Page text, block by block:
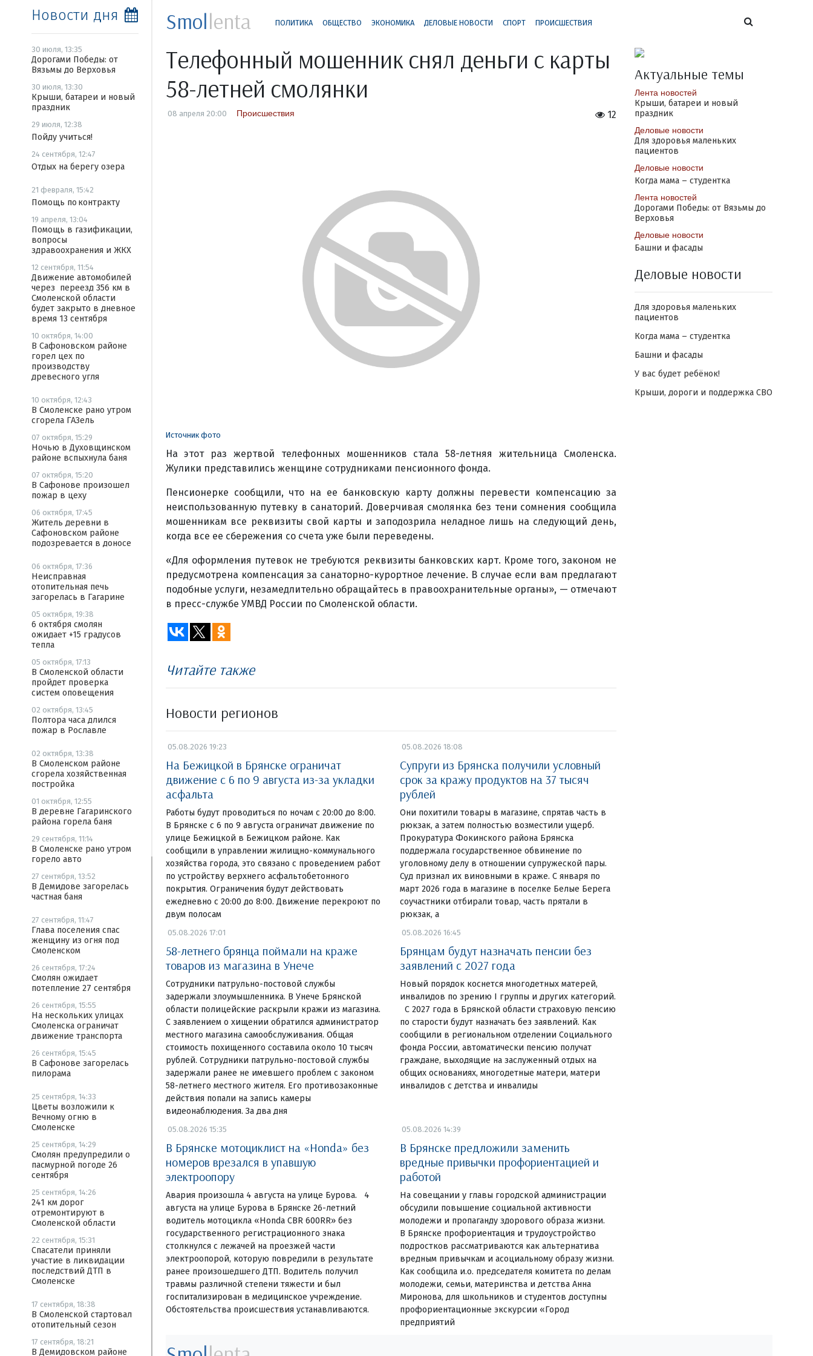
Новости дня
30 июля, 13:35
Дорогами Победы: от
Вязьмы до Верховья
30 июля, 13:30
Крыши, батареи и новый
праздник
29 июля, 12:38
Пойду учиться!
24 сентября, 12:47
Отдых на берегу озера
21 февраля, 15:42
Помощь по контракту
19 апреля, 13:04
Помощь в газификации,
вопросы
здравоохранения и ЖКХ
12 сентября, 11:54
Движение автомобилей
через переезд 356 км в
Смоленской области
будет закрыто в дневное
время 13 сентября
10 октября, 14:00
В Сафоновском районе
горел цех по
производству
древесного угля
10 октября, 12:43
В Смоленске рано утром
сгорела ГАЗель
07 октября, 15:29
Ночью в Духовщинском
районе вспыхнула баня
07 октября, 15:20
В Сафонове произошел
пожар в цеху
06 октября, 17:45
Житель деревни в
Сафоновском районе
подозревается в доносе
06 октября, 17:36
Неисправная
отопительная печь
загорелась в Гагарине
05 октября, 19:38
6 октября смолян
ожидает +15 градусов
тепла
05 октября, 17:13
В Смоленской области
пройдет проверка
систем оповещения
02 октября, 13:45
Полтора часа длился
пожар в Рославле
02 октября, 13:38
В Смоленском районе
сгорела хозяйственная
постройка
01 октября, 12:55
В деревне Гагаринского
района горела баня
29 сентября, 11:14
В Смоленске рано утром
горело авто
27 сентября, 13:52
В Демидове загорелась
частная баня
27 сентября, 11:47
Глава поселения спас
женщину из огня под
Смоленском
26 сентября, 17:24
Смолян ожидает
потепление 27 сентября
26 сентября, 15:55
На нескольких улицах
Смоленска ограничат
движение транспорта
26 сентября, 15:45
В Сафонове загорелась
пилорама
25 сентября, 14:33
Цветы возложили к
Вечному огню в
Смоленске
25 сентября, 14:29
Смолян предупредили о
пасмурной погоде 26
сентября
25 сентября, 14:26
241 км дорог
отремонтируют в
Смоленской области
22 сентября, 15:31
Спасатели приняли
участие в ликвидации
последствий ДТП в
Смоленске
17 сентября, 18:38
В Смоленской стартовал
отопительный сезон
17 сентября, 18:21
В Демидовском районе
Smollenta ПОЛИТИКА ОБЩЕСТВО ЭКОНОМИКА ДЕЛОВЫЕ НОВОСТИ СПОРТ ПРОИСШЕСТВИЯ
Телефонный мошенник снял деньги с карты
58-летней смолянки
12
08 апреля 20:00 Происшествия
Источник фото
На этот раз жертвой телефонных мошенников стала 58-летняя жительница Смоленска.
Жулики представились женщине сотрудниками пенсионного фонда.
Пенсионерке сообщили, что на ее банковскую карту должны перевести компенсацию за
неиспользованную путевку в санаторий. Доверчивая смолянка без тени сомнения сообщила
мошенникам все реквизиты свой карты и заподозрила неладное лишь на следующий день,
когда все ее сбережения со счета уже были переведены.
«Для оформления путевок не требуются реквизиты банковских карт. Кроме того, законом не
предусмотрена компенсация за санаторно-курортное лечение. В случае если вам предлагают
подобные услуги, незамедлительно обращайтесь в правоохранительные органы», — отмечают
в пресс-службе УМВД России по Смоленской области.
Читайте также
Новости регионов
05.08.2026 19:23
На Бежицкой в Брянске ограничат
движение с 6 по 9 августа из-за укладки
асфальта
Работы будут проводиться по ночам с 20:00 до 8:00.
В Брянске с 6 по 9 августа ограничат движение по
улице Бежицкой в Бежицком районе. Как
сообщили в управлении жилищно-коммунального
хозяйства города, это связано с проведением работ
по устройству верхнего асфальтобетонного
покрытия. Ограничения будут действовать
ежедневно с 20:00 до 8:00. Движение перекроют по
двум полосам
05.08.2026 18:08
Супруги из Брянска получили условный
срок за кражу продуктов на 37 тысяч
рублей
Они похитили товары в магазине, спрятав часть в
рюкзак, а затем полностью возместили ущерб.
Прокуратура Фокинского района Брянска
поддержала государственное обвинение по
уголовному делу в отношении супружеской пары.
Суд признал их виновными в краже. С января по
март 2026 года в магазине в поселке Белые Берега
соучастники отбирали товар, часть прятали в
рюкзак, а
05.08.2026 17:01
58-летнего брянца поймали на краже
товаров из магазина в Унече
Сотрудники патрульно-постовой службы
задержали злоумышленника. В Унече Брянской
области полицейские раскрыли кражи из магазина.
С заявлением о хищении обратился администратор
местного магазина самообслуживания. Общая
стоимость похищенного составила около 10 тысяч
рублей. Сотрудники патрульно-постовой службы
задержали ранее не имевшего проблем с законом
58-летнего местного жителя. Его противозаконные
действия попали на запись камеры
видеонаблюдения. За два дня
05.08.2026 16:45
Брянцам будут назначать пенсии без
заявлений с 2027 года
Новый порядок коснется многодетных матерей,
инвалидов по зрению I группы и других категорий.
С 2027 года в Брянской области страховую пенсию
по старости будут назначать без заявлений. Как
сообщили в региональном отделении Социального
фонда России, автоматически пенсию получат
граждане, выходящие на заслуженный отдых на
общих основаниях, многодетные матери, матери
инвалидов с детства и инвалиды
05.08.2026 15:35
В Брянске мотоциклист на «Honda» без
номеров врезался в упавшую
электроопору
Авария произошла 4 августа на улице Бурова. 4
августа на улице Бурова в Брянске 26-летний
водитель мотоцикла «Honda CBR 600RR» без
государственного регистрационного знака
столкнулся с лежачей на проезжей части
электроопорой, которую повредили в результате
ранее произошедшего ДТП. Водитель получил
травмы различной степени тяжести и был
госпитализирован в медицинское учреждение.
Обстоятельства происшествия устанавливаются.
05.08.2026 14:39
В Брянске предложили заменить
вредные привычки профориентацией и
работой
На совещании у главы городской администрации
обсудили повышение социальной активности
молодежи и пропаганду здорового образа жизни.
В Брянске профориентация и трудоустройство
подростков рассматриваются как альтернатива
вредным привычкам и асоциальному образу жизни.
Как сообщила и.о. председателя комитета по делам
молодежи, семьи, материнства и детства Анна
Миронова, для школьников и студентов доступны
профориентационные экскурсии «Город
предприятий
Актуальные темы
Лента новостей
Крыши, батареи и новый
праздник
Деловые новости
Для здоровья маленьких
пациентов
Деловые новости
Когда мама – студентка
Лента новостей
Дорогами Победы: от Вязьмы до
Верховья
Деловые новости
Башни и фасады
Деловые новости
Для здоровья маленьких
пациентов
Когда мама – студентка
Башни и фасады
У вас будет ребёнок!
Крыши, дороги и поддержка СВО